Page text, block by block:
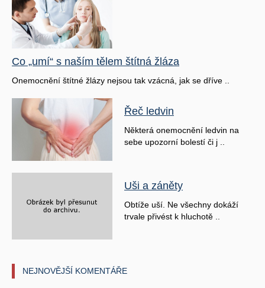
Co „umí“ s naším tělem štítná žláza
Onemocnění štítné žlázy nejsou tak vzácná, jak se dříve ..
Řeč ledvin
Některá onemocnění ledvin na
sebe upozorní bolestí či j ..
Uši a záněty
Obtíže uší. Ne všechny dokáží
trvale přivést k hluchotě ..
NEJNOVĚJŠÍ KOMENTÁŘE